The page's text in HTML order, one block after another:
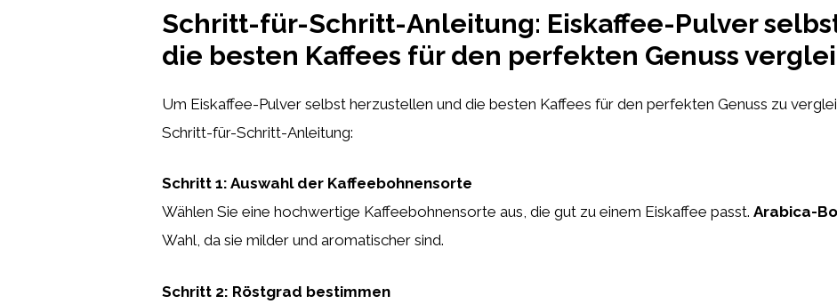
Schritt-für-Schritt-Anleitung: Eiskaffee-Pulver
die besten Kaffees für den perfekten Genuss
Um Eiskaffee-Pulver selbst herzustellen und die besten Kaffees für den perfekten Genuss zu
Schritt-für-Schritt-Anleitung:
Schritt 1: Auswahl der Kaffeebohnensorte
Wählen Sie eine hochwertige Kaffeebohnensorte aus, die gut zu einem Eiskaffee passt. Arabica-
Wahl, da sie milder und aromatischer sind.
Schritt 2: Röstgrad bestimmen